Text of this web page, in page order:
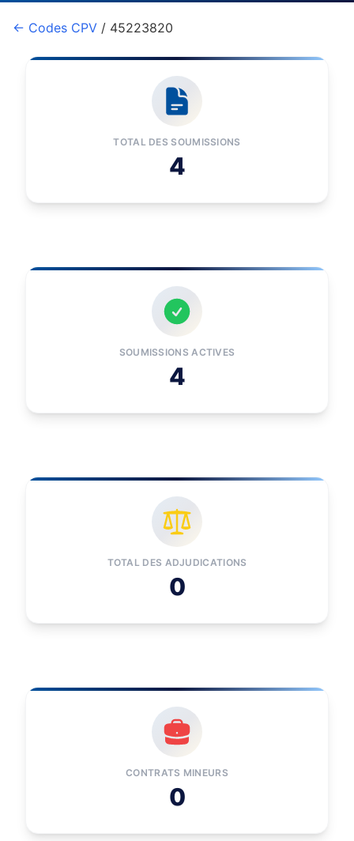
← Codes CPV / 45223820
TOTAL DES SOUMISSIONS
4
SOUMISSIONS ACTIVES
4
TOTAL DES ADJUDICATIONS
0
CONTRATS MINEURS
0